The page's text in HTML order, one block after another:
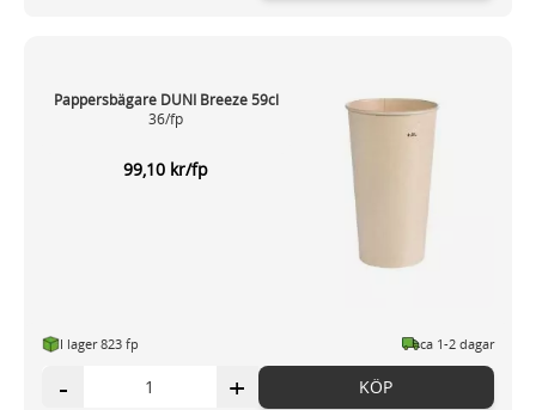
Pappersbägare DUNI Breeze 59cl
36/fp
99,10 kr/fp
I lager 823 fp ca 1-2 dagar
- + KÖP